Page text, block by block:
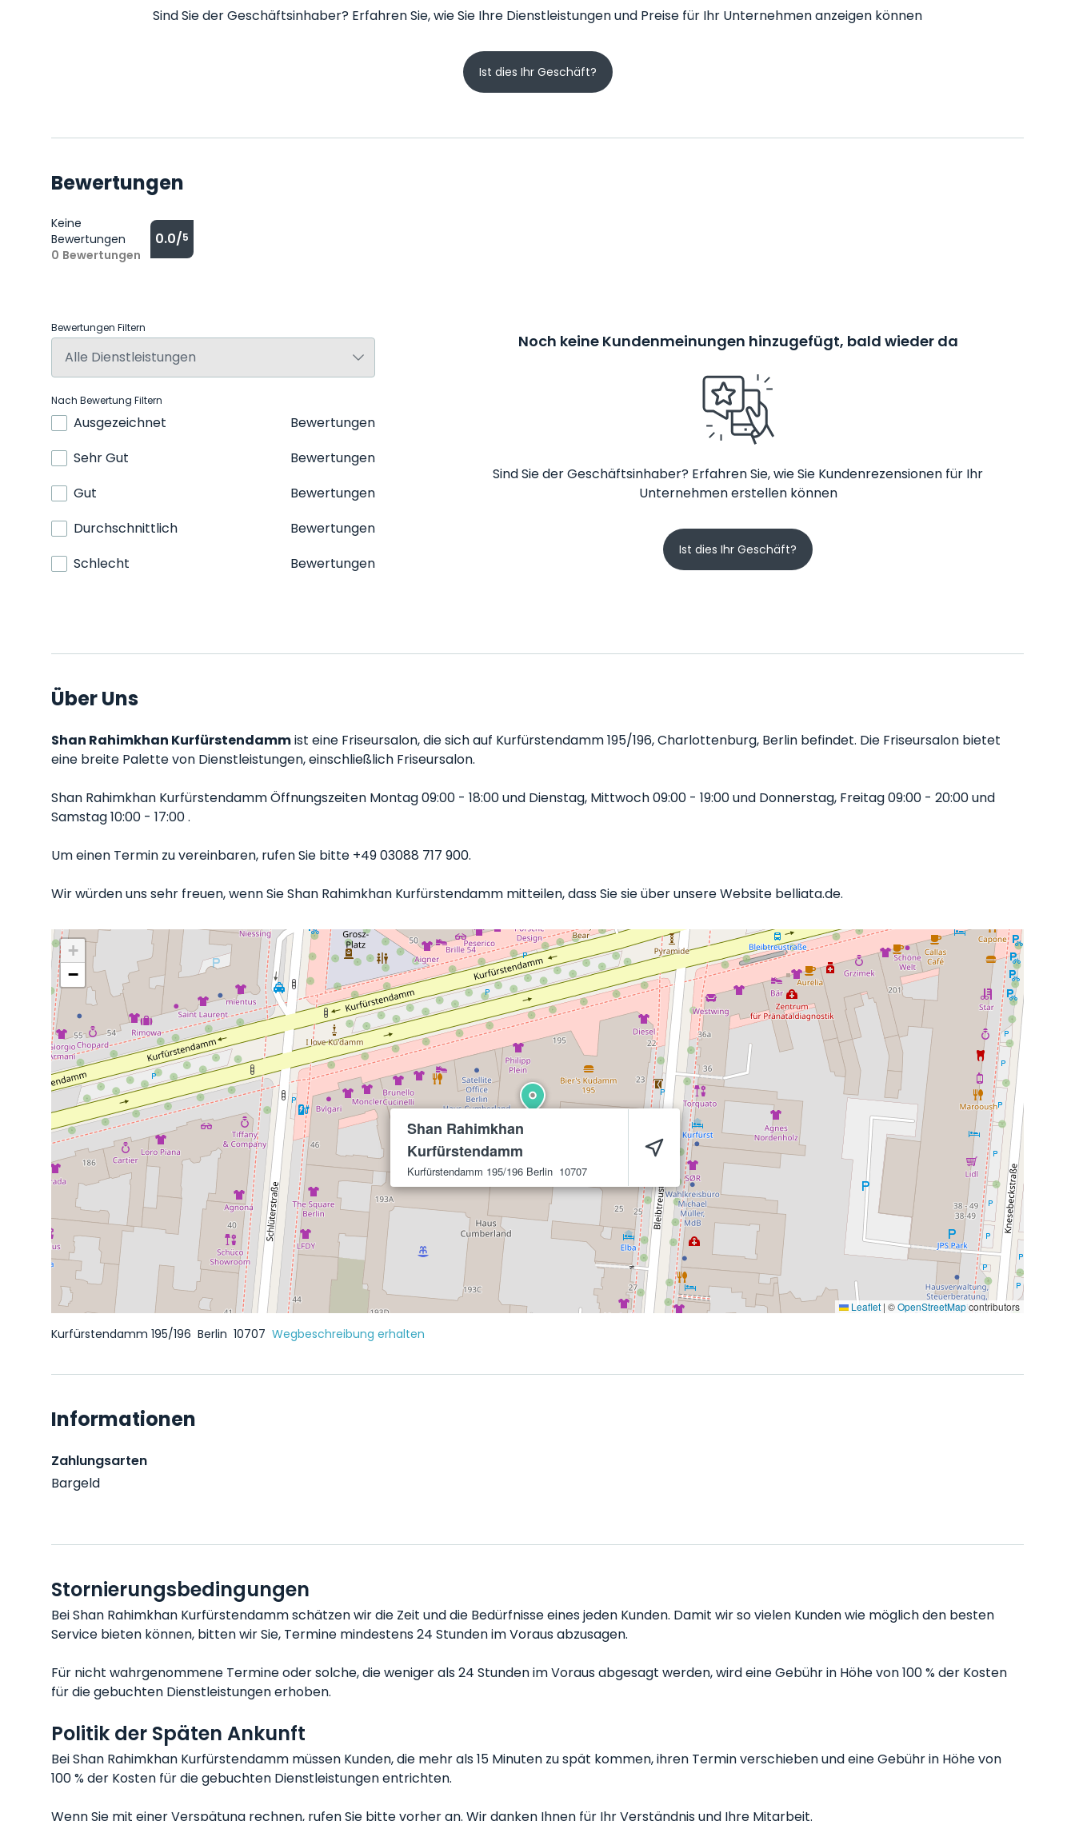
Sind Sie der Geschäftsinhaber? Erfahren Sie, wie Sie Ihre Dienstleistungen und Preise für Ihr Unternehmen anzeigen können
Ist dies Ihr Geschäft?
Bewertungen
Keine
Bewertungen
0 Bewertungen
0.0/5
Bewertungen Filtern
Nach Bewertung Filtern
Ausgezeichnet
Bewertungen
Sehr Gut
Bewertungen
Gut
Bewertungen
Durchschnittlich
Bewertungen
Schlecht
Bewertungen
Noch keine Kundenmeinungen hinzugefügt, bald wieder da
Sind Sie der Geschäftsinhaber? Erfahren Sie, wie Sie Kundenrezensionen für Ihr
Unternehmen erstellen können
Ist dies Ihr Geschäft?
Über Uns
Shan Rahimkhan Kurfürstendammist eine Friseursalon, die sich auf Kurfürstendamm 195/196, Charlottenburg, Berlin befindet. Die Friseursalon bietet
eine breite Palette von Dienstleistungen, einschließlich Friseursalon.
Shan Rahimkhan Kurfürstendamm Öffnungszeiten Montag 09:00 - 18:00 und Dienstag, Mittwoch 09:00 - 19:00 und Donnerstag, Freitag 09:00 - 20:00 und
Samstag 10:00 - 17:00 .
Um einen Termin zu vereinbaren, rufen Sie bitte +49 03088 717 900.
Wir würden uns sehr freuen, wenn Sie Shan Rahimkhan Kurfürstendamm mitteilen, dass Sie sie über unsere Website belliata.de.
Shan Rahimkhan
Kurfürstendamm
Kurfürstendamm 195/196 Berlin 10707
+
−
Leaflet | ©OpenStreetMapcontributors
Kurfürstendamm 195/196 Berlin 10707 Wegbeschreibung erhalten
Informationen
Zahlungsarten
Bargeld
Stornierungsbedingungen
Bei Shan Rahimkhan Kurfürstendamm schätzen wir die Zeit und die Bedürfnisse eines jeden Kunden. Damit wir so vielen Kunden wie möglich den besten
Service bieten können, bitten wir Sie, Termine mindestens 24 Stunden im Voraus abzusagen.
Für nicht wahrgenommene Termine oder solche, die weniger als 24 Stunden im Voraus abgesagt werden, wird eine Gebühr in Höhe von 100 % der Kosten
für die gebuchten Dienstleistungen erhoben.
Politik der Späten Ankunft
Bei Shan Rahimkhan Kurfürstendamm müssen Kunden, die mehr als 15 Minuten zu spät kommen, ihren Termin verschieben und eine Gebühr in Höhe von
100 % der Kosten für die gebuchten Dienstleistungen entrichten.
Wenn Sie mit einer Verspätung rechnen, rufen Sie bitte vorher an. Wir danken Ihnen für Ihr Verständnis und Ihre Mitarbeit.